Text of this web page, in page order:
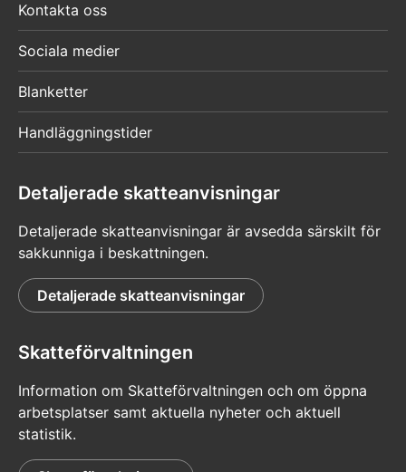
Kontakta oss
Sociala medier
Blanketter
Handläggningstider
Detaljerade skatteanvisningar
Detaljerade skatteanvisningar är avsedda särskilt för
sakkunniga i beskattningen.
Detaljerade skatteanvisningar
Skatteförvaltningen
Information om Skatteförvaltningen och om öppna
arbetsplatser samt aktuella nyheter och aktuell
statistik.